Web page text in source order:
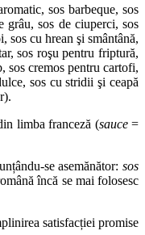
sos barbeque, sos
grâu, sos de ciuperci, sos
sos cu hrean şi smântână,
sos roşu pentru friptură,
sos cremos pentru cartofi,
sos cu stridii şi ceapă
limba franceză (sauce=
se asemănător: sos
încă se mai folosesc
satisfacției promise